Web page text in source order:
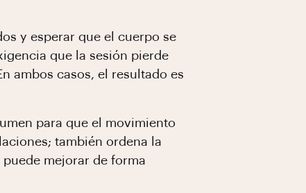
y esperar que el cuerpo se
que la sesión pierde
ambos casos, el resultado es
para que el movimiento
también ordena la
mejorar de forma